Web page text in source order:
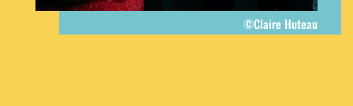
©Claire Huteau